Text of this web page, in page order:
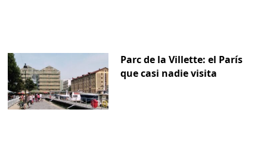
Parc de la Villette: el París
que casi nadie visita